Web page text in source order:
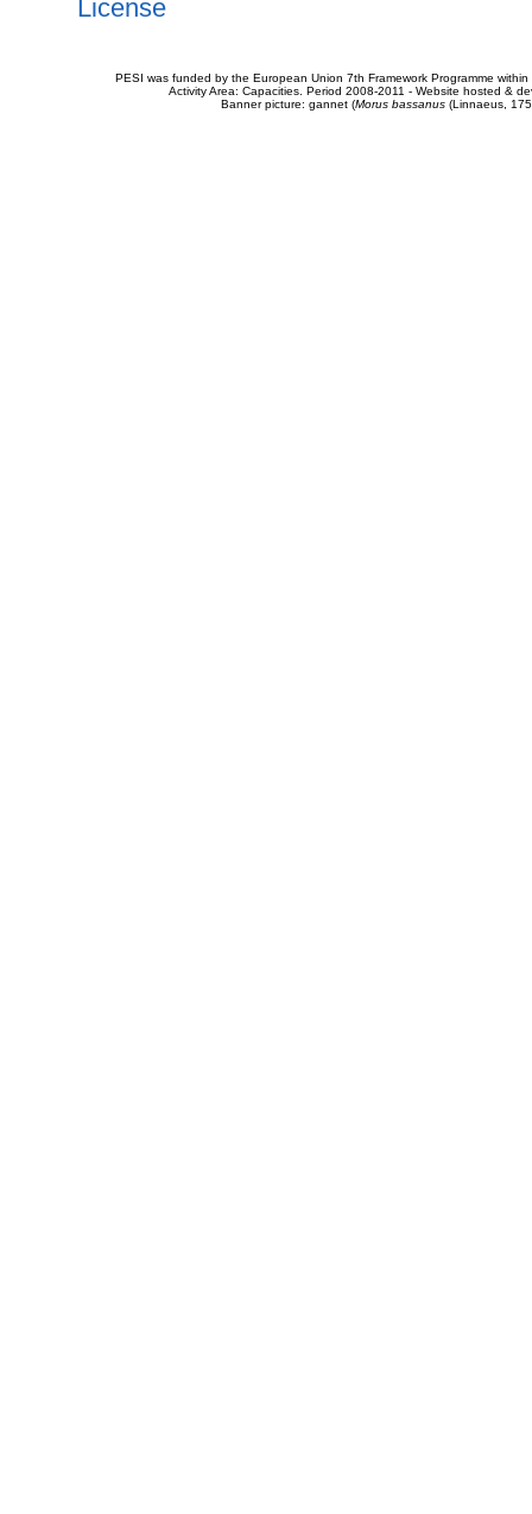
License
PESI was funded by the European Union 7th Framework Programme
Activity Area: Capacities. Period 2008-2011 - Website hosted &
Banner picture: gannet (Morus bassanus(Linnaeus,